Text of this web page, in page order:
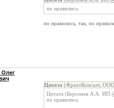
по нравились
по нравились, так, по
Олег
Цитата (ФрахтКонсалт,
Цитата (Берсенев А.А. ИП
по нравились